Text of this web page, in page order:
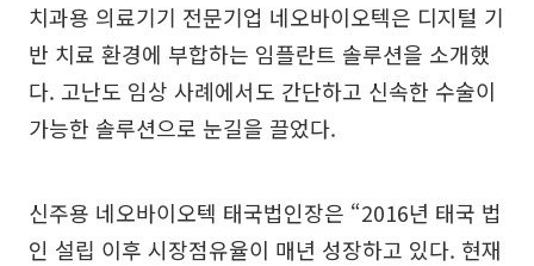
치과용 의료기기 전문기업 네오바이오텍은 디지털 기
반 치료 환경에 부합하는 임플란트 솔루션을 소개했
다. 고난도 임상 사례에서도 간단하고 신속한 수술이
가능한 솔루션으로 눈길을 끌었다.
신주용 네오바이오텍 태국법인장은 “2016년 태국 법
인 설립 이후 시장점유율이 매년 성장하고 있다. 현재